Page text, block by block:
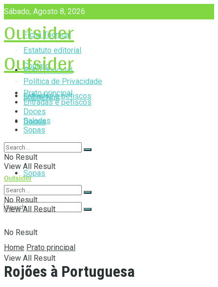
Sábado, Agosto 8, 2026
Ficha Técnica
Estatuto editorial
Contato
Política de Privacidade
Sobre Nós
Outsider
Prato principal
Entradas e petiscos
Doces
Saladas
Sopas
No Result
View All Result
Outsider
Prato principal
Entradas e petiscos
Doces
Saladas
Sopas
No Result
View All Result
Outsider
No Result
View All Result
Home Prato principal
Rojões à Portuguesa